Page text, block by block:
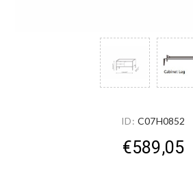
ID: C07H0852
€589,05